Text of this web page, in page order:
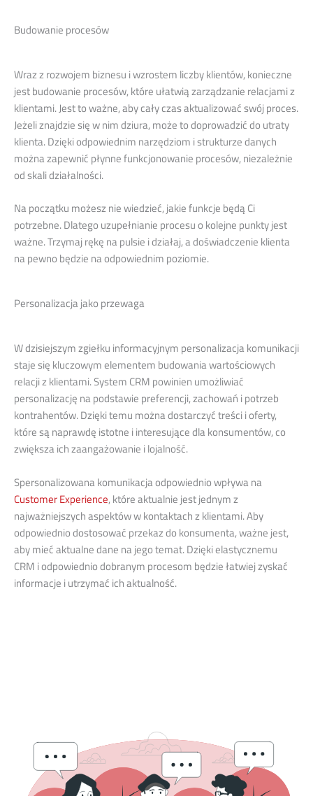
Budowanie procesów
Wraz z rozwojem biznesu i wzrostem liczby klientów, konieczne
jest budowanie procesów, które ułatwią zarządzanie relacjami z
klientami. Jest to ważne, aby cały czas aktualizować swój proces.
Jeżeli znajdzie się w nim dziura, może to doprowadzić do utraty
klienta. Dzięki odpowiednim narzędziom i strukturze danych
można zapewnić płynne funkcjonowanie procesów, niezależnie
od skali działalności.
Na początku możesz nie wiedzieć, jakie funkcje będą Ci
potrzebne. Dlatego uzupełnianie procesu o kolejne punkty jest
ważne. Trzymaj rękę na pulsie i działaj, a doświadczenie klienta
na pewno będzie na odpowiednim poziomie.
Personalizacja jako przewaga
W dzisiejszym zgiełku informacyjnym personalizacja komunikacji
staje się kluczowym elementem budowania wartościowych
relacji z klientami. System CRM powinien umożliwiać
personalizację na podstawie preferencji, zachowań i potrzeb
kontrahentów. Dzięki temu można dostarczyć treści i oferty,
które są naprawdę istotne i interesujące dla konsumentów, co
zwiększa ich zaangażowanie i lojalność.
Spersonalizowana komunikacja odpowiednio wpływa na
Customer Experience, które aktualnie jest jednym z
najważniejszych aspektów w kontaktach z klientami. Aby
odpowiednio dostosować przekaz do konsumenta, ważne jest,
aby mieć aktualne dane na jego temat. Dzięki elastycznemu
CRM i odpowiednio dobranym procesom będzie łatwiej zyskać
informacje i utrzymać ich aktualność.